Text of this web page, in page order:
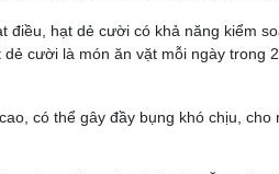
điều, hạt dẻ cười có khả năng kiểm
cười là món ăn vặt mỗi ngày trong
có thể gây đầy bụng khó chịu,